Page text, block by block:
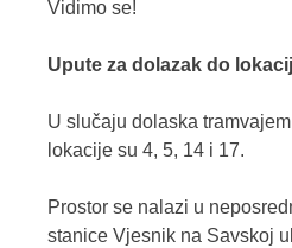
Vidimo se!
Upute za dolazak do
U slučaju dolaska
lokacije su 4, 5, 14 i 17.
Prostor se nalazi u
stanice Vjesnik na Savskoj